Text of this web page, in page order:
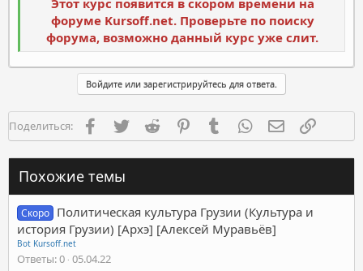
Этот курс появится в скором времени на
форуме Kursoff.net. Проверьте по поиску
форума, возможно данный курс уже слит.
Войдите или зарегистрируйтесь для ответа.
Поделиться: FacebookTwitter Reddit PinterestTumblr WhatsAppЭлектронная
Похожие темы
Скоро Политическая культура Грузии (Культура и
история Грузии) [Архэ] [Алексей Муравьёв]
Bot Kursoff.net
Ответы 0 05.04.22